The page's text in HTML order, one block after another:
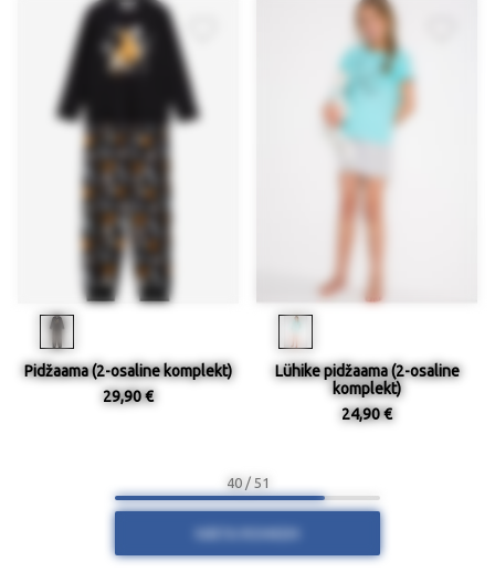
Pidžaama (2-osaline komplekt)
29,90 €
Lühike pidžaama (2-osaline
komplekt)
24,90 €
40 / 51